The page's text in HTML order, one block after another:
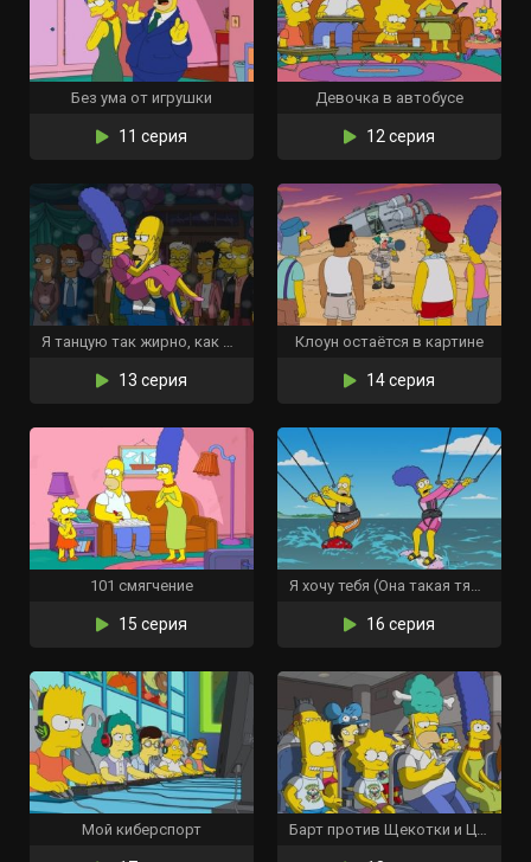
Без ума от игрушки
11 серия
Девочка в автобусе
12 серия
Я танцую так жирно, как могу
13 серия
Клоун остаётся в картине
14 серия
101 смягчение
15 серия
Я хочу тебя (Она такая тяжёлая)
16 серия
Мой киберспорт Барт против Щекотки и Царапки